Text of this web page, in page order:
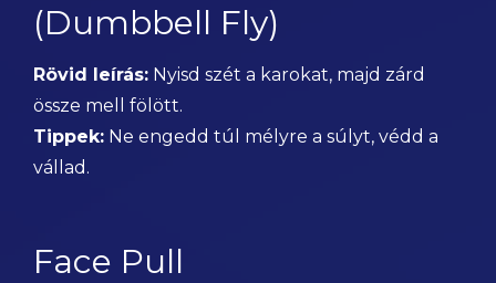
(Dumbbell Fly)
Rövid leírás: Nyisd szét a karokat, majd zárd
össze mell fölött.
Tippek: Ne engedd túl mélyre a súlyt, védd a
vállad.
Face Pull